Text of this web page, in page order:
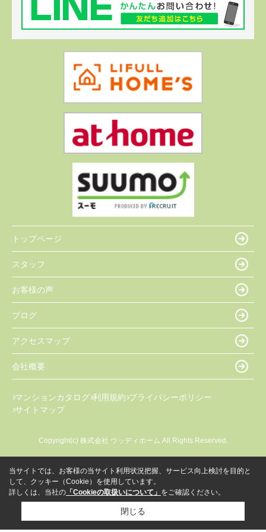
トップページ
スタッフ
お客様の声
ブログ
アクセスマップ
会社概要
マンションカタログ 利用規約 プライバシーポリシー
サイトマップ
Copyright(c) 株式会社 ウッディホーム All Rights Reserved.
当サイトでは、お客様の当サイト利用状況把握、サービス向上検討を目的と
して、クッキー（Cookie）を使用しています。
詳しくは、当社の 「Cookieの取扱いについて」 をご確認ください。
閉じる